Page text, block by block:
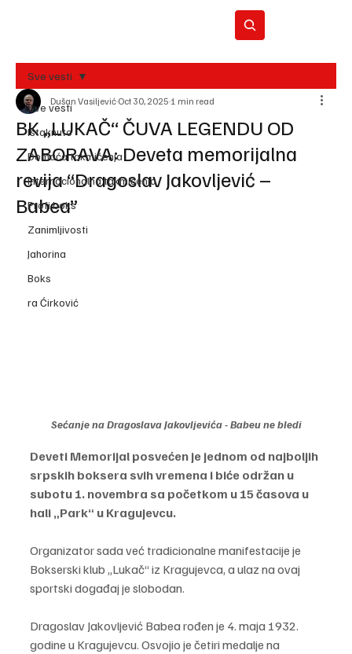
REC
Sve vesti
Istaknuto
Domaća takmičenja
Internacionalna takmičenja
Profi boks
Zanimljivosti
Jahorina
Boks
ra Ćirković
Sve vesti
BK „LUKAČ“ ČUVA LEGENDU OD
ZABORAVA: Deveta memorijalna
revija “Dragoslav Jakovljević –
Babea”
Dušan Vasiljević Oct 30, 2025 1 min read
Sećanje na Dragoslava Jakovljevića - Babeu ne bledi
Deveti Memorijal posvećen je jednom od najboljih
srpskih boksera svih vremena i biće održan u
subotu 1. novembra sa početkom u 15 časova u
hali „Park“ u Kragujevcu.
Organizator sada već tradicionalne manifestacije je
Bokserski klub „Lukač“ iz Kragujevca, a ulaz na ovaj
sportski događaj je slobodan.
Dragoslav Jakovljević Babea rođen je 4. maja 1932.
godine u Kragujevcu. Osvojio je četiri medalje na